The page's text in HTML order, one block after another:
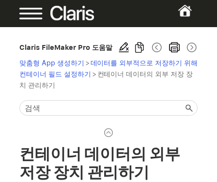
Claris FileMaker Pro 도움말
맞춤형 App 생성하기 >데이터를 외부적으로 저장하기 위해
컨테이너 필드 설정하기 > 컨테이너 데이터의 외부 저장 장
치 관리하기
컨테이너 데이터의 외부
저장 장치 관리하기